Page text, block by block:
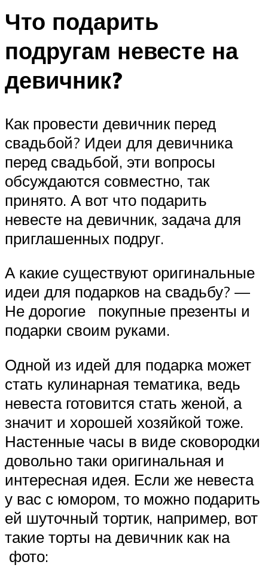
Что подарить
подругам невесте на
девичник?
Как провести девичник перед
свадьбой? Идеи для девичника
перед свадьбой, эти вопросы
обсуждаются совместно, так
принято. А вот что подарить
невесте на девичник, задача для
приглашенных подруг.
А какие существуют оригинальные
идеи для подарков на свадьбу? —
Не дорогие покупные презенты и
подарки своим руками.
Одной из идей для подарка может
стать кулинарная тематика, ведь
невеста готовится стать женой, а
значит и хорошей хозяйкой тоже.
Настенные часы в виде сковородки
довольно таки оригинальная и
интересная идея. Если же невеста
у вас с юмором, то можно подарить
ей шуточный тортик, например, вот
такие торты на девичник как на
фото: